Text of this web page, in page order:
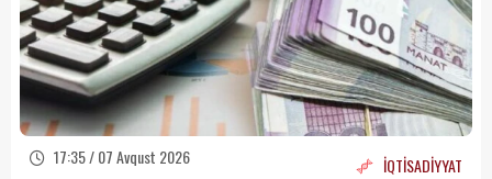
17:35 / 07 Avqust 2026 İQTİSADİYYAT